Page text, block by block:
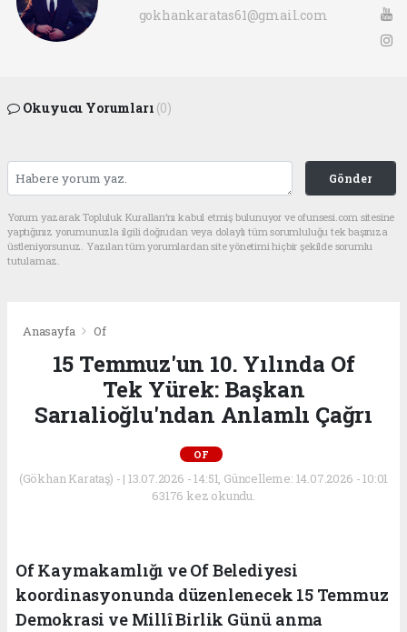
gokhankaratas61@gmail.com
Okuyucu Yorumları (0)
Gönder
Yorum yazarak Topluluk Kuralları’nı kabul etmiş bulunuyor ve ofunsesi.com sitesine
yaptığınız yorumunuzla ilgili doğrudan veya dolaylı tüm sorumluluğu tek başınıza
üstleniyorsunuz. Yazılan tüm yorumlardan site yönetimi hiçbir şekilde sorumlu
tutulamaz.
Anasayfa Of
15 Temmuz'un 10. Yılında Of
Tek Yürek: Başkan
Sarıalioğlu'ndan Anlamlı Çağrı
OF
(Gökhan Karataş) - | 13.07.2026 - 14:51, Güncelleme: 14.07.2026 - 10:01
63176 kez okundu.
Of Kaymakamlığı ve Of Belediyesi
koordinasyonunda düzenlenecek 15 Temmuz
Demokrasi ve Millî Birlik Günü anma